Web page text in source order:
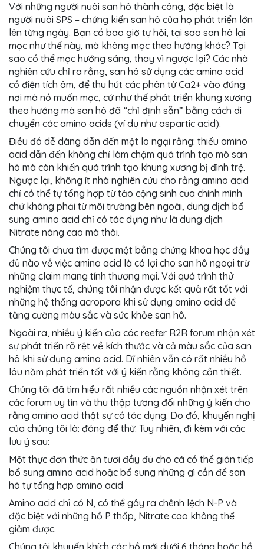
Với những người nuôi san hô thành công, đặc biệt là
người nuôi SPS – chứng kiến san hô của họ phát triển lớn
lên từng ngày. Bạn có bao giờ tự hỏi, tại sao san hô lại
mọc như thế này, mà không mọc theo hướng khác? Tại
sao có thể mọc hướng sáng, thay vì ngược lại? Các nhà
nghiên cứu chỉ ra rằng, san hô sử dụng các amino acid
có điện tích âm, để thu hút các phân tử Ca2+ vào đúng
nơi mà nó muốn mọc, cứ như thế phát triển khung xương
theo hướng mà san hô đã “chỉ định sẵn” bằng cách di
chuyển các amino acids (ví dụ như aspartic acid).
Điều đó dễ dàng dẫn đến một lo ngại rằng: thiếu amino
acid dẫn đến không chỉ làm chậm quá trình tạo mô san
hô mà còn khiến quá trình tạo khung xương bị đình trệ.
Ngược lại, không ít nhà nghiên cứu cho rằng amino acid
chỉ có thể tự tổng hợp từ tảo cộng sinh của chính mình
chứ không phải từ môi trường bên ngoài, dung dịch bổ
sung amino acid chỉ có tác dụng như là dung dịch
Nitrate nâng cao mà thôi.
Chúng tôi chưa tìm được một bằng chứng khoa học đầy
đủ nào về việc amino acid là có lợi cho san hô ngoại trừ
những claim mang tính thương mại. Với quá trình thử
nghiệm thực tế, chúng tôi nhận được kết quả rất tốt với
những hệ thống acropora khi sử dụng amino acid để
tăng cường màu sắc và sức khỏe san hô.
Ngoài ra, nhiều ý kiến của các reefer R2R forum nhận xét
sự phát triển rõ rệt về kích thước và cả màu sắc của san
hô khi sử dụng amino acid. Dĩ nhiên vẫn có rất nhiều hồ
lâu năm phát triển tốt với ý kiến rằng không cần thiết.
Chúng tôi đã tìm hiểu rất nhiều các nguồn nhận xét trên
các forum uy tín và thu thập tương đối những ý kiến cho
rằng amino acid thật sự có tác dụng. Do đó, khuyến nghị
của chúng tôi là: đáng để thử. Tuy nhiên, đi kèm với các
lưu ý sau:
Một thực đơn thức ăn tươi đầy đủ cho cá có thể gián tiếp
bổ sung amino acid hoặc bổ sung những gì cần để san
hô tự tổng hợp amino acid
Amino acid chỉ có N, có thể gây ra chênh lệch N-P và
đặc biệt với những hồ P thấp, Nitrate cao không thể
giảm được.